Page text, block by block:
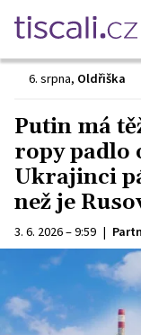
6. srpna, Oldřiška
Putin má
ropy padlo
Ukrajinci
než je
3. 6. 2026 – 9:59 |